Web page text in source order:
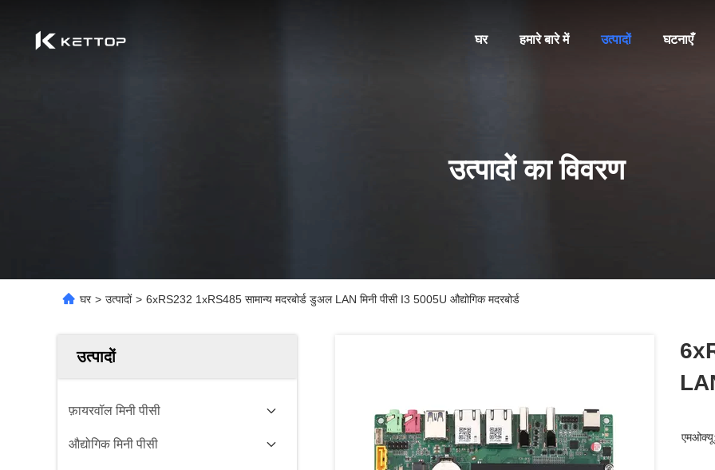
घर हमारे बारे में उत्पादों घटनाएँ
उत्पादों का विवरण
घर > उत्पादों > 6xRS232 1xRS485 सामान्य मदरबोर्ड डुअल LAN मिनी पीसी I3 5005U औद्योगिक मदरबोर्ड
उत्पादों
फ़ायरवॉल मिनी पीसी
औद्योगिक मिनी पीसी